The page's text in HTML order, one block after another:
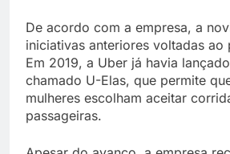
De acordo com a empresa, a
iniciativas anteriores voltadas ao
Em 2019, a Uber já havia
chamado U-Elas, que permite
mulheres escolham aceitar
passageiras.